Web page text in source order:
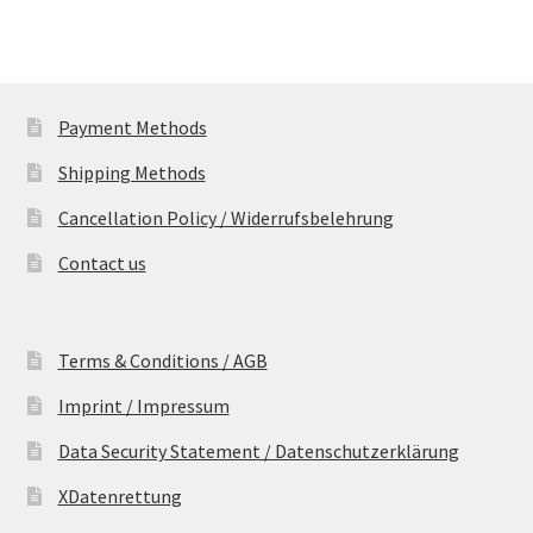
Payment Methods
Shipping Methods
Cancellation Policy / Widerrufsbelehrung
Contact us
Terms & Conditions / AGB
Imprint / Impressum
Data Security Statement / Datenschutzerklärung
XDatenrettung